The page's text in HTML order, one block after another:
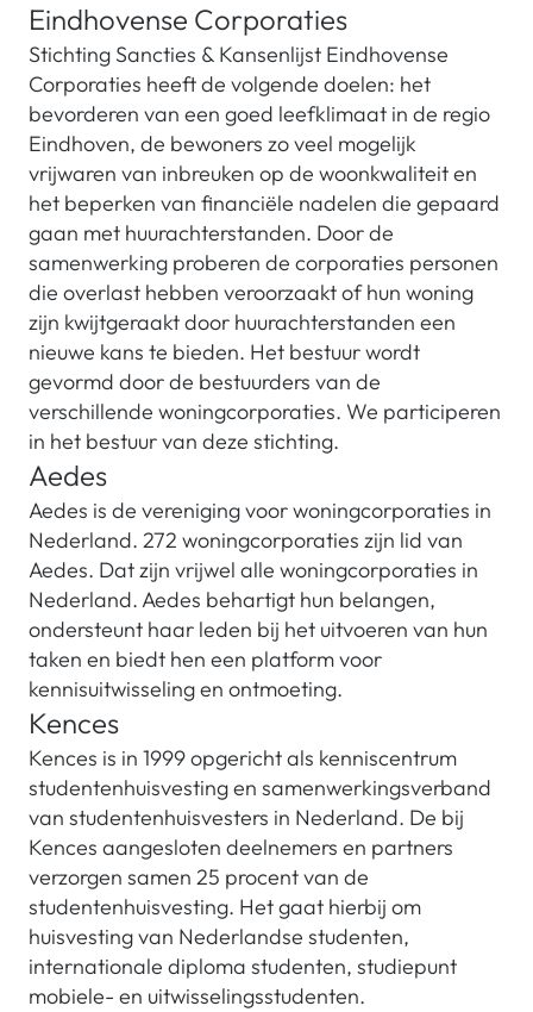
Eindhovense Corporaties
Stichting Sancties & Kansenlijst Eindhovense
Corporaties heeft de volgende doelen: het
bevorderen van een goed leefklimaat in de regio
Eindhoven, de bewoners zo veel mogelijk
vrijwaren van inbreuken op de woonkwaliteit en
het beperken van financiële nadelen die gepaard
gaan met huurachterstanden. Door de
samenwerking proberen de corporaties personen
die overlast hebben veroorzaakt of hun woning
zijn kwijtgeraakt door huurachterstanden een
nieuwe kans te bieden. Het bestuur wordt
gevormd door de bestuurders van de
verschillende woningcorporaties. We participeren
in het bestuur van deze stichting.
Aedes
Aedes is de vereniging voor woningcorporaties in
Nederland. 272 woningcorporaties zijn lid van
Aedes. Dat zijn vrijwel alle woningcorporaties in
Nederland. Aedes behartigt hun belangen,
ondersteunt haar leden bij het uitvoeren van hun
taken en biedt hen een platform voor
kennisuitwisseling en ontmoeting.
Kences
Kences is in 1999 opgericht als kenniscentrum
studentenhuisvesting en samenwerkingsverband
van studentenhuisvesters in Nederland. De bij
Kences aangesloten deelnemers en partners
verzorgen samen 25 procent van de
studentenhuisvesting. Het gaat hierbij om
huisvesting van Nederlandse studenten,
internationale diploma studenten, studiepunt
mobiele- en uitwisselingsstudenten.